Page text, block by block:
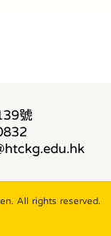
號
All rights reserved.